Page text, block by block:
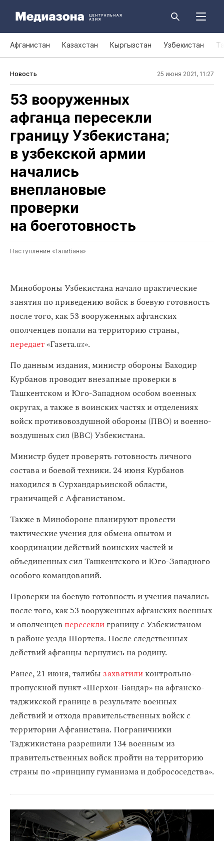
Афганистан Казахстан Кыргызстан Узбекистан
Новость 25 июня 2021, 11:27
53 вооруженных
афганца пересекли
границу Узбекистана;
в узбекской армии
начались
внеплановые
проверки
на боеготовность
Наступление «Талибана»
Минобороны Узбекистана начало практические
занятия по приведению войск в боевую готовность
после того, как 53 вооруженных афганских
ополченцев попали на территорию страны,
передает«Газета.uz».
По данным издания, министр обороны Баходир
Курбанов проводит внезапные проверки в
Ташкентском и Юго-Западном особом военных
округах, а также в воинских частях и отделениях
войск противовоздушной обороны (ПВО) и военно-
воздушных сил (ВВС) Узбекистана.
Министр будет проверять готовность личного
состава и боевой техники. 24 июня Курбанов
находился в Сурхандарьинской области,
граничащей с Афганистаном.
Также в Минобороне планируют провести
тактические учения для обмена опытом и
координации действий воинских частей и
объединенных сил Ташкентского и Юго-Западного
особого командований.
Проверки на боевую готовность и учения начались
после того, как 53 вооруженных афганских военных
и ополченцев пересеклиграницу с Узбекистаном
в районе уезда Шортепа. После следственных
действий афганцы вернулись на родину.
Ранее, 21 июня, талибы захватиликонтрольно-
пропускной пункт «Шерхон-Бандар» на афганско-
таджикской границе в результате военных
действий и отхода правительственных войск с
территории Афганистана. Пограничники
Таджикистана разрешили 134 военным из
правительственных войск пройти на территорию
страны по «принципу гуманизма и добрососедства».